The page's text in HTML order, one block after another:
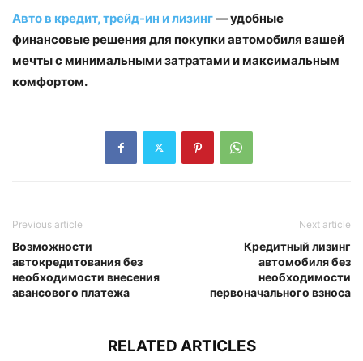
Авто в кредит, трейд-ин и лизинг— удобные
финансовые решения для покупки автомобиля вашей
мечты с минимальными затратами и максимальным
комфортом.
Previous article
Возможности
автокредитования без
необходимости внесения
авансового платежа
Next article
Кредитный лизинг
автомобиля без
необходимости
первоначального взноса
RELATED ARTICLES